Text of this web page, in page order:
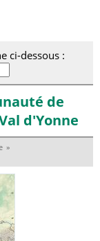
ci-dessous :
de
d'Yonne
»